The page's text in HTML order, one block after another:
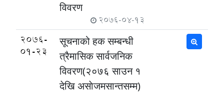
विवरण
2076-04-13
2076-
01-23
सूचनाको हक सम्बन्धी
त्रैमासिक सार्वजनिक
विवरण(२०७६ साउन १
देखि असाेजमसान्तसम्म)